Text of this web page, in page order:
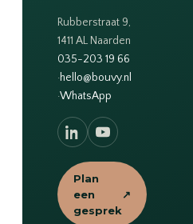
Rubberstraat 9,
1411 AL Naarden
035-203 19 66
·hello@bouvy.nl
·WhatsApp
Plan
een
gesprek
↗